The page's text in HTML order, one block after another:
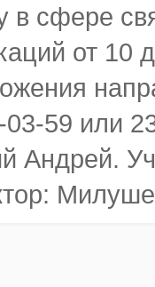
в сфере
от 10
59 или
Андрей.